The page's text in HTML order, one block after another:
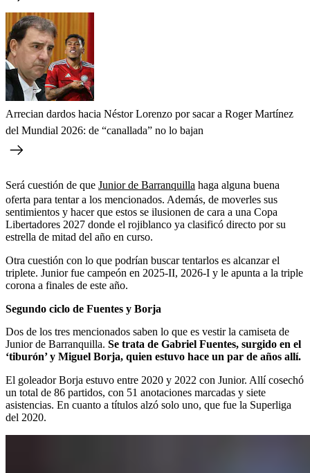
Arrecian dardos hacia Néstor Lorenzo por sacar a Roger Martínez
del Mundial 2026: de “canallada” no lo bajan
Será cuestión de que Junior de Barranquilla haga alguna buena
oferta para tentar a los mencionados. Además, de moverles sus
sentimientos y hacer que estos se ilusionen de cara a una Copa
Libertadores 2027 donde el rojiblanco ya clasificó directo por su
estrella de mitad del año en curso.
Otra cuestión con lo que podrían buscar tentarlos es alcanzar el
triplete. Junior fue campeón en 2025-II, 2026-I y le apunta a la triple
corona a finales de este año.
Segundo ciclo de Fuentes y Borja
Dos de los tres mencionados saben lo que es vestir la camiseta de
Junior de Barranquilla. Se trata de Gabriel Fuentes, surgido en el
‘tiburón’ y Miguel Borja, quien estuvo hace un par de años allí.
El goleador Borja estuvo entre 2020 y 2022 con Junior. Allí cosechó
un total de 86 partidos, con 51 anotaciones marcadas y siete
asistencias. En cuanto a títulos alzó solo uno, que fue la Superliga
del 2020.